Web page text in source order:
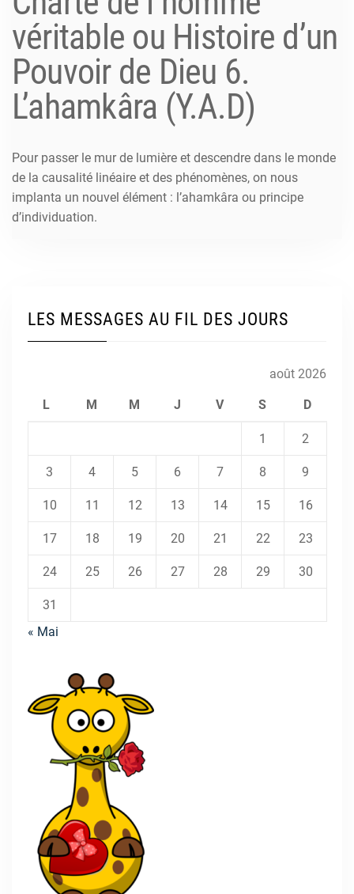
véritable ou Histoire d’un
Pouvoir de Dieu 6.
L’ahamkâra (Y.A.D)
Pour passer le mur de lumière et descendre dans le monde
de la causalité linéaire et des phénomènes, on nous
implanta un nouvel élément : l’ahamkâra ou principe
d’individuation.
LES MESSAGES AU FIL DES JOURS
août 2026
L M M J V S D
1 2
3 4 5 6 7 8 9
10 11 12 13 14 15 16
17 18 19 20 21 22 23
24 25 26 27 28 29 30
31
« Mai